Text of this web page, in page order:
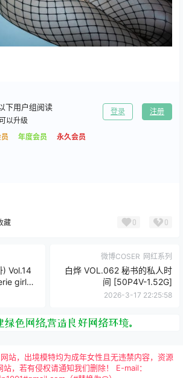
下用户组阅读
以升级
年度会员 永久会员
登录 注册
藏 0 0
Vol.14
girl
微博COSER 网红系列
白烨 VOL.062 秘书的私人时
间 [50P4V-1.52G]
2026-3-17 22:25:58
站，出境模特均为成年女性且无违禁内容，资源
，若有侵权请通知我们删除！ E-mail：